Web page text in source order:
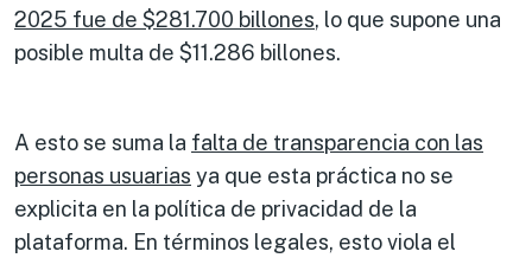
2025 fue de $281.700 billones, lo que supone una
posible multa de $11.286 billones.
A esto se suma la falta de transparencia con las
personas usuarias ya que esta práctica no se
explicita en la política de privacidad de la
plataforma. En términos legales, esto viola el